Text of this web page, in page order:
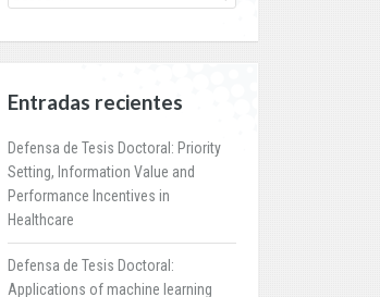
Entradas recientes
Defensa de Tesis Doctoral: Priority
Setting, Information Value and
Performance Incentives in
Healthcare
Defensa de Tesis Doctoral:
Applications of machine learning